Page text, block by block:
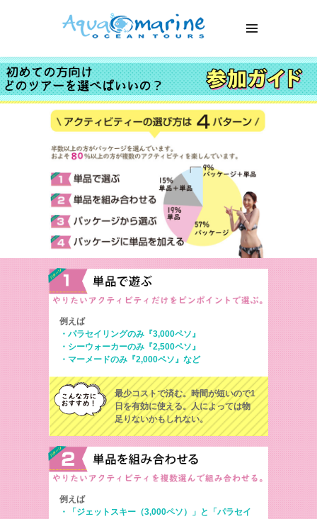
例えば
・パラセイリングのみ『3,000ペソ』
・シーウォーカーのみ『2,500ペソ』
・マーメードのみ『2,000ペソ』など
最少コストで済む。時間が短いので1
日を有効に使える。人によっては物
足りないかもしれない。
例えば
・「ジェットスキー（3,000ペソ）」と「パラセイ